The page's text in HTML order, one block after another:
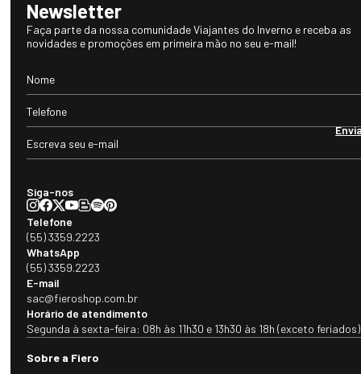
Newsletter
Faça parte da nossa comunidade Viajantes do Inverno e receba as
novidades e promoções em primeira mão no seu e-mail!
Siga-nos
Telefone
(55) 3359.2223
WhatsApp
(55) 3359.2223
E-mail
sac@fieroshop.com.br
Horário de atendimento
Segunda à sexta-feira: 08h às 11h30 e 13h30 às 18h (exceto feriados)
Sobre a Fiero